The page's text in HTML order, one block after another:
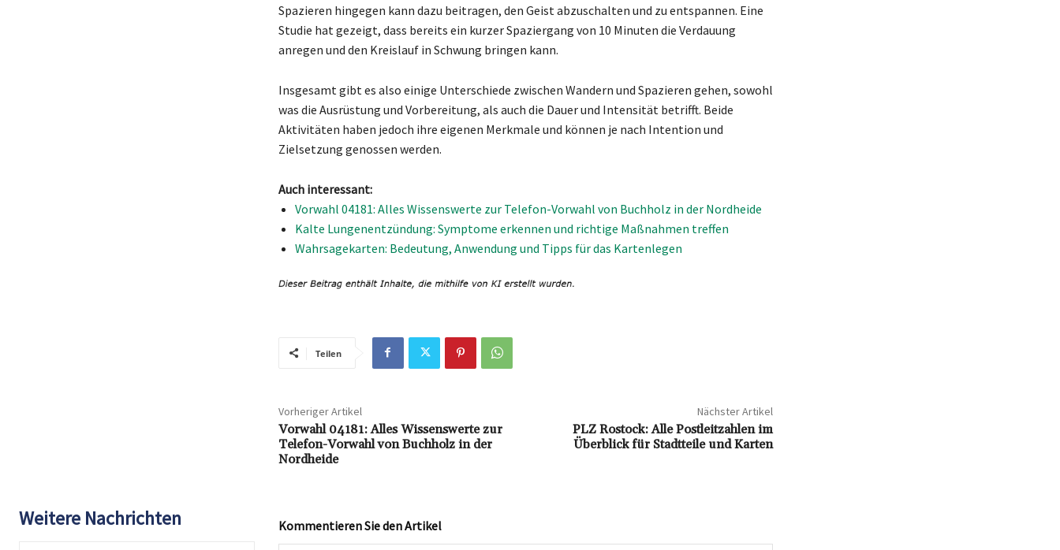
Spazieren hingegen kann dazu beitragen, den Geist abzuschalten und zu entspannen. Eine
Studie hat gezeigt, dass bereits ein kurzer Spaziergang von 10 Minuten die Verdauung
anregen und den Kreislauf in Schwung bringen kann.
Insgesamt gibt es also einige Unterschiede zwischen Wandern und Spazieren gehen, sowohl
was die Ausrüstung und Vorbereitung, als auch die Dauer und Intensität betrifft. Beide
Aktivitäten haben jedoch ihre eigenen Merkmale und können je nach Intention und
Zielsetzung genossen werden.
Auch interessant:
Vorwahl 04181: Alles Wissenswerte zur Telefon-Vorwahl von Buchholz in der Nordheide
Kalte Lungenentzündung: Symptome erkennen und richtige Maßnahmen treffen
Wahrsagekarten: Bedeutung, Anwendung und Tipps für das Kartenlegen
Teilen
Vorheriger Artikel
Vorwahl 04181: Alles Wissenswerte zur
Telefon-Vorwahl von Buchholz in der
Nordheide
Nächster Artikel
PLZ Rostock: Alle Postleitzahlen im
Überblick für Stadtteile und Karten
Weitere Nachrichten Kommentieren Sie den Artikel